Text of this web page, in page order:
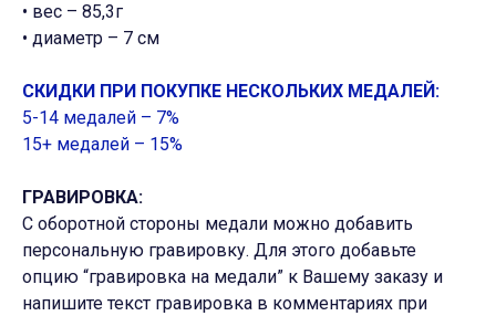
• вес – 85,3г
• диаметр – 7 см
СКИДКИ ПРИ ПОКУПКЕ НЕСКОЛЬКИХ МЕДАЛЕЙ:
5-14 медалей – 7%
15+ медалей – 15%
ГРАВИРОВКА:
С оборотной стороны медали можно добавить
персональную гравировку. Для этого добавьте
опцию “гравировка на медали” к Вашему заказу и
напишите текст гравировка в комментариях при